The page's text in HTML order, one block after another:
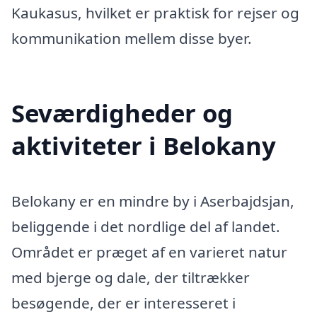
Kaukasus, hvilket er praktisk for rejser og
kommunikation mellem disse byer.
Seværdigheder og
aktiviteter i Belokany
Belokany er en mindre by i Aserbajdsjan,
beliggende i det nordlige del af landet.
Området er præget af en varieret natur
med bjerge og dale, der tiltrækker
besøgende, der er interesseret i